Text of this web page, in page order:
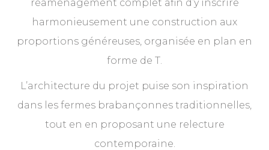
réaménagement complet afin d’y inscrire
harmonieusement une construction aux
proportions généreuses, organisée en plan en
forme de T.
L’architecture du projet puise son inspiration
dans les fermes brabançonnes traditionnelles,
tout en en proposant une relecture
contemporaine.